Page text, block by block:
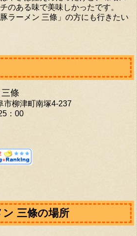
のある味で美味しかったです。
ラーメン 三條」の方にも行きたい
條
柳津町南塚4-237
：00
三條の場所